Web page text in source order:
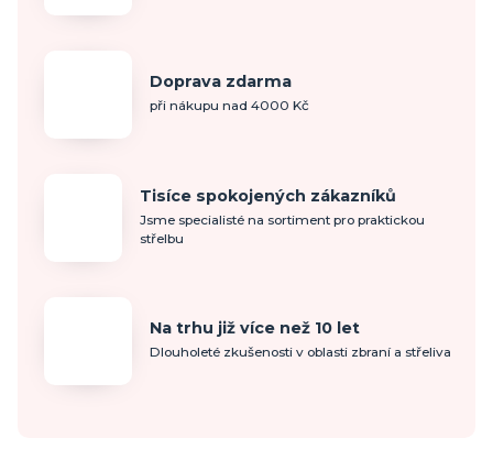
Doprava zdarma
při nákupu nad 4000 Kč
Tisíce spokojených zákazníků
Jsme specialisté na sortiment pro praktickou
střelbu
Na trhu již více než 10 let
Dlouholeté zkušenosti v oblasti zbraní a střeliva